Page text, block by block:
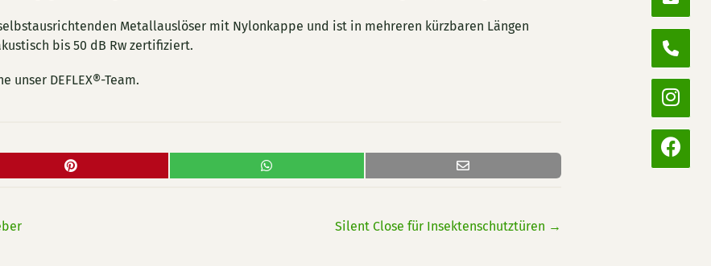
Metallauslöser mit Nylonkappe und ist in mehreren kürzbaren Längen
bis 50 dB Rw zertifiziert.
unser DEFLEX®-Team.
Silent Close für Insektenschutztüren →